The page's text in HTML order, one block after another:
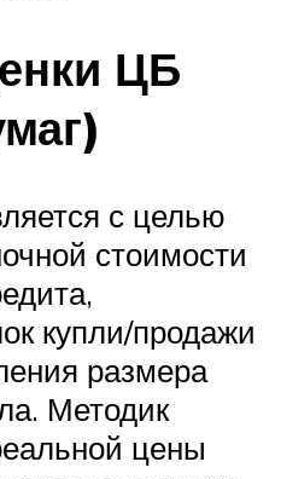
ЦБ
с целью
стоимости
купли/продажи
размера
Методик
цены